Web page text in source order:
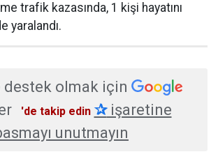
trafik kazasında, 1 kişi hayatını
yaralandı.
destek olmak için
'de takip edin ✰işaretine
unutmayın